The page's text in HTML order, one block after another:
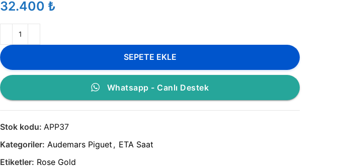
₺
SEPETE EKLE
Whatsapp - Canlı Destek
Stok kodu: APP37
Kategoriler: Audemars Piguet , ETA Saat
Etiketler: Rose Gold